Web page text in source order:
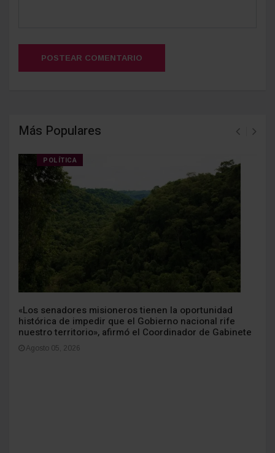
POSTEAR COMENTARIO
Más Populares
POLÍTICA
«Los senadores misioneros tienen la oportunidad
histórica de impedir que el Gobierno nacional rife
nuestro territorio», afirmó el Coordinador de Gabinete
Agosto 05, 2026